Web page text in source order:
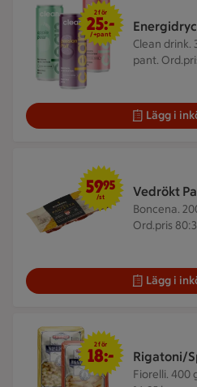
Clean drink.
pant.
2 för 25 kr +pant
2 för
25:-
/+pant
Lägg i
Vedrökt
Boncena.
Ord.pris
59,95 kr/st
5995
/st
Lägg i
Rigatoni/
Fiorelli. 400
2 för 18 kr
2 för
18:-